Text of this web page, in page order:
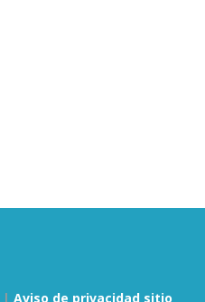
| Aviso de privacidad sitio